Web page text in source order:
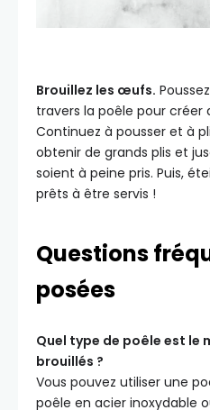
Brouillez les œufs.
travers la poêle pour créer
Continuez à pousser et à
obtenir de grands plis et
soient à peine pris. Puis,
prêts à être servis !
Questions
posées
Quel type de poêle est le
brouillés ?
Vous pouvez utiliser une
poêle en acier inoxydable